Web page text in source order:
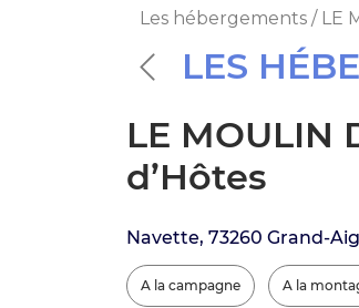
Les hébergements / LE
LES
LE MOULIN
d’Hôtes
Navette, 73260 Grand-
A la campagne A la